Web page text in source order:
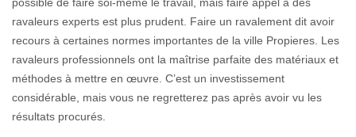
ravaleurs experts est plus prudent. Faire un ravalement dit avoir
recours à certaines normes importantes de la ville Propieres. Les
ravaleurs professionnels ont la maîtrise parfaite des matériaux et
méthodes à mettre en œuvre. C’est un investissement
considérable, mais vous ne regretterez pas après avoir vu les
résultats procurés.